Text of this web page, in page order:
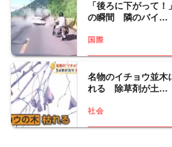
「後ろに下がって
の瞬間 隣のバイ…
国際
名物のイチョウ並木
れる 除草剤が土…
社会